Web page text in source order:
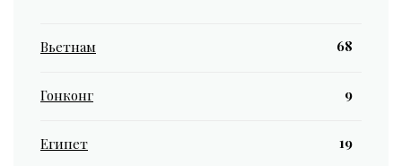
Вьетнам 68
Гонконг 9
Египет 19